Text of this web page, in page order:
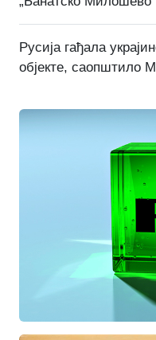
Русија гађала
објекте, саопштило